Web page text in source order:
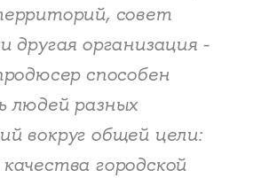
совет
другая организация -
способен
людей разных
вокруг общей цели:
городской